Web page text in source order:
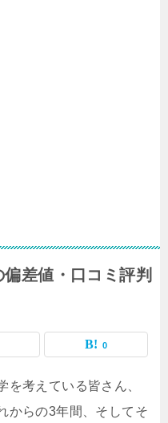
差値・口コミ評判
0
を考えている皆さん、
からの3年間、そしてそ